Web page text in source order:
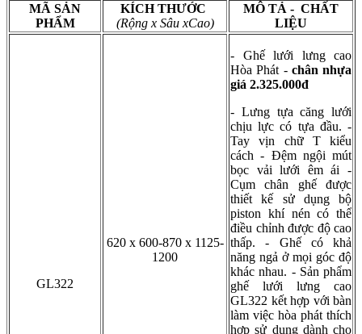
MÃ SẢN
PHẨM
KÍCH THƯỚC
(Rộng x Sâu xCao)
MÔ TẢ - CHẤT
LIỆU
GL322
620 x 600-870 x 1125-
1200
- Ghế lưới lưng cao
Hòa Phát - chân nhựa
giá 2.325.000đ
- Lưng tựa căng lưới
chịu lực có tựa đầu. -
Tay vịn chữ T kiểu
cách - Đệm ngội mút
bọc vải lưới êm ái -
Cụm chân ghế được
thiết kế sử dụng bộ
piston khí nén có thể
điều chỉnh được độ cao
thấp. - Ghế có khả
năng ngả ở mọi góc độ
khác nhau. - Sản phẩm
ghế lưới lưng cao
GL322 kết hợp với bàn
làm việc hòa phát thích
hợp sử dụng dành cho